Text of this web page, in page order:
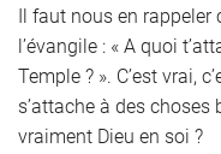
Il faut nous en
l’évangile : « A quoi
Temple ? ». C’est vrai,
s’attache à des
vraiment Dieu en soi ?